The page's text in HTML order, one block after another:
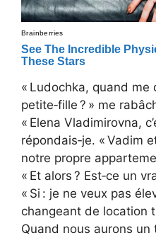
« Ludochka, quand me
petite‑fille ? » me
« Elena Vladimirovna,
répondais‑je. « Vadim
notre propre
« Et alors ? Est‑ce un
« Si : je ne veux pas
changeant de location
Quand nous aurons